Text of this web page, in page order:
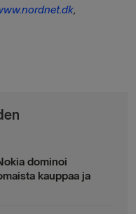
,
dominoi
kauppaa ja